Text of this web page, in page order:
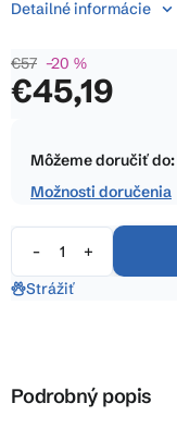
produktu
0,0
z
€57 –20 %
€45,19
cena:
Môžeme doručiť do:
Možnosti doručenia
Detailné informácie
Strážiť
Podrobný popis